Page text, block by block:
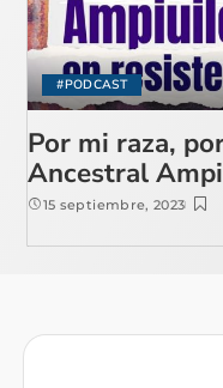
#PODCAST
Por mi raza,
Ancestral
15 septiembre, 2023